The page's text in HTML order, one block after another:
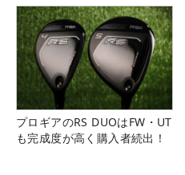
プロギアのRS DUOはFW・UT
も完成度が高く購入者続出！